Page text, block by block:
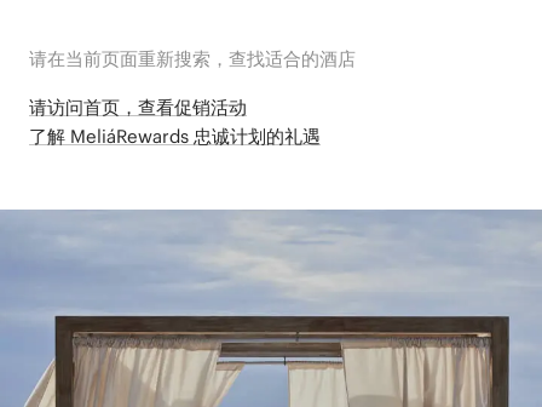
请在当前页面重新搜索，查找适合的酒店
请访问首页，查看促销活动
了解 MeliáRewards 忠诚计划的礼遇